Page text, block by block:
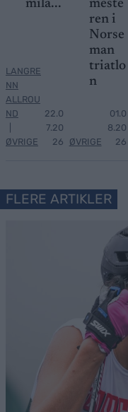
mila...
LANGRE
NN
ALLROU
ND
ØVRIGE
22.0
7.20
26
meste
ren i
Norse
man
triatlo
n
ØVRIGE
01.0
8.20
26
FLERE ARTIKLER